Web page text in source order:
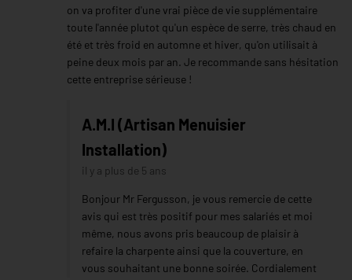
on va profiter d'une vrai pièce de vie supplémentaire
toute l'année plutot qu'un espèce de serre, très chaud en
été et très froid en automne et hiver, qu'on utilisait à
peine deux mois par an. Je recommande sans hésitation
cette entreprise sérieuse !
A.M.I (Artisan Menuisier
Installation)
il y a plus de 5 ans
Bonjour Mr Fergusson, je vous remercie de cette
avis qui est très positif pour mes salariés et moi
même, nous avons pris beaucoup de plaisir à
refaire la charpente ainsi que la couverture, en
vous souhaitant une bonne soirée. Cordialement